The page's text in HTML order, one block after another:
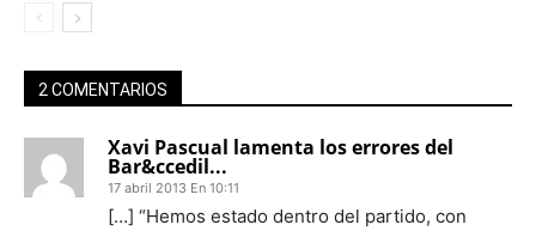
2 COMENTARIOS
Xavi Pascual lamenta los errores del
Bar&ccedil...
17 abril 2013 En 10:11
[…] “Hemos estado dentro del partido, con